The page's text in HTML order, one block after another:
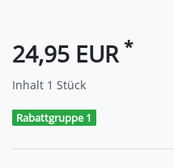
24,95 EUR *
Inhalt 1 Stück
Rabattgruppe 1